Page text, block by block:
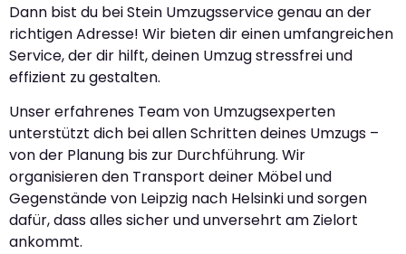
Dann bist du bei Stein Umzugsservice genau an der
richtigen Adresse! Wir bieten dir einen umfangreichen
Service, der dir hilft, deinen Umzug stressfrei und
effizient zu gestalten.
Unser erfahrenes Team von Umzugsexperten
unterstützt dich bei allen Schritten deines Umzugs –
von der Planung bis zur Durchführung. Wir
organisieren den Transport deiner Möbel und
Gegenstände von Leipzig nach Helsinki und sorgen
dafür, dass alles sicher und unversehrt am Zielort
ankommt.